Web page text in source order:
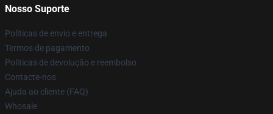
Nosso Suporte
Políticas de envio e entrega
Termos de pagamento
Políticas de devolução e reembolso
Contacte-nos
Ajuda ao cliente (FAQ)
Whosale